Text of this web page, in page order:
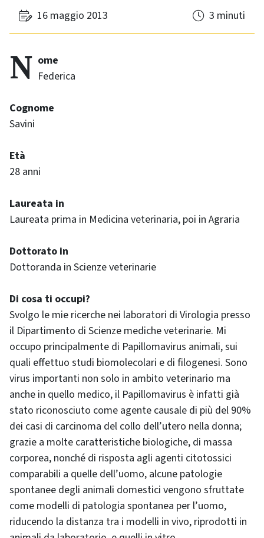
16 maggio 2013 3 minuti
Nome
Federica
Cognome
Savini
Età
28 anni
Laureata in
Laureata prima in Medicina veterinaria, poi in Agraria
Dottorato in
Dottoranda in Scienze veterinarie
Di cosa ti occupi?
Svolgo le mie ricerche nei laboratori di Virologia presso
il Dipartimento di Scienze mediche veterinarie. Mi
occupo principalmente di Papillomavirus animali, sui
quali effettuo studi biomolecolari e di filogenesi. Sono
virus importanti non solo in ambito veterinario ma
anche in quello medico, il Papillomavirus è infatti già
stato riconosciuto come agente causale di più del 90%
dei casi di carcinoma del collo dell’utero nella donna;
grazie a molte caratteristiche biologiche, di massa
corporea, nonché di risposta agli agenti citotossici
comparabili a quelle dell’uomo, alcune patologie
spontanee degli animali domestici vengono sfruttate
come modelli di patologia spontanea per l’uomo,
riducendo la distanza tra i modelli in vivo, riprodotti in